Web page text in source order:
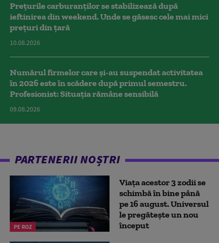
Prețurile carburanților se stabilizează după
ieftinirea din weekend. Unde se găsesc cele mai mici
prețuri din țară
10.08.2026
Numărul firmelor care și-au suspendat activitatea
în 2026 este în scădere după primul semestru.
Profesionist: Situația rămâne sensibilă
09.08.2026
PARTENERII NOȘTRI
PE ROZ
Viața acestor 3 zodii se
schimbă în bine până
pe 16 august. Universul
le pregătește un nou
început